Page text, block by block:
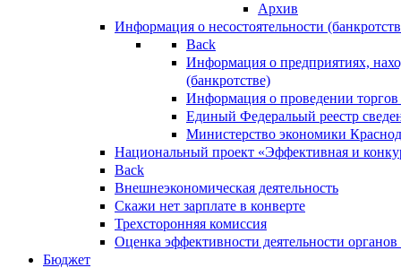
Архив
Информация о несостоятельности
Back
Информация о предприятиях,
(банкротстве)
Информация о проведении
Единый Федеральый реестр
Министерство экономики
Национальный проект «Эффективная и
Back
Внешнеэкономическая деятельность
Скажи нет зарплате в конверте
Трехсторонняя комиссия
Оценка эффективности деятельности
Бюджет